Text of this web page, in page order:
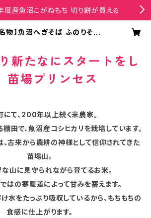
度産魚沼こがねもち 切り餅が買える
物】魚沼へぎそば ふのりそば
ショップ
新たなにスタートをし
苗場プリンセス
にて、200年以上続く米農家。
で、魚沼産コシヒカリを栽培しています。
古来から農耕の神様として信仰されてきた
苗場山。
山に見守られながら育てるお米。
はの寒暖差によって甘みを蓄えます。
水をたっぷり吸収しているから、もちもちの
食感に仕上がります。